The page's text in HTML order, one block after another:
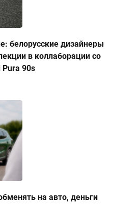
белорусские дизайнеры
в коллаборации со
90s
на авто, деньги